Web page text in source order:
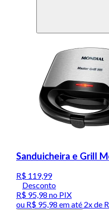
Sanduicheira e Grill
R$ 119,99
Desconto
R$ 95,98 no PIX
ou R$ 95,98 em até 2x de